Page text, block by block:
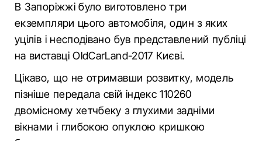
В Запоріжжі було виготовлено три
екземпляри цього автомобіля, один з яких
уцілів і несподівано був представлений публіці
на виставці OldCarLand-2017 Києві.
Цікаво, що не отримавши розвитку, модель
пізніше передала свій індекс 110260
двомісному хетчбеку з глухими задніми
вікнами і глибокою опуклою кришкою